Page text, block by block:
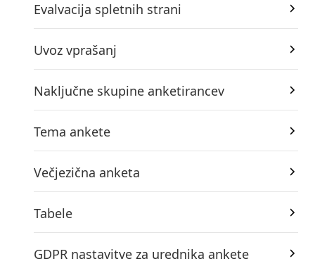
Evalvacija spletnih strani
Uvoz vprašanj
Naključne skupine anketirancev
Tema ankete
Večjezična anketa
Tabele
GDPR nastavitve za urednika ankete